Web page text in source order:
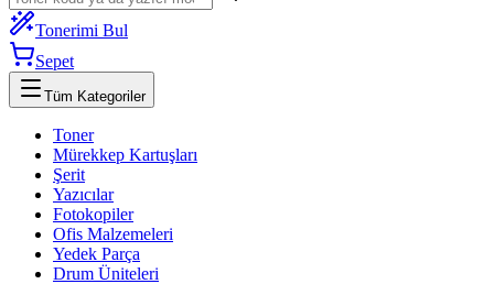
Tonerimi Bul
Sepet
Tüm Kategoriler
Toner
Mürekkep Kartuşları
Şerit
Yazıcılar
Fotokopiler
Ofis Malzemeleri
Yedek Parça
Drum Üniteleri